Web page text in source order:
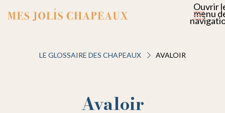
Ouvrir
menu
LE GLOSSAIRE DES CHAPEAUX AVALOIR
Avaloir